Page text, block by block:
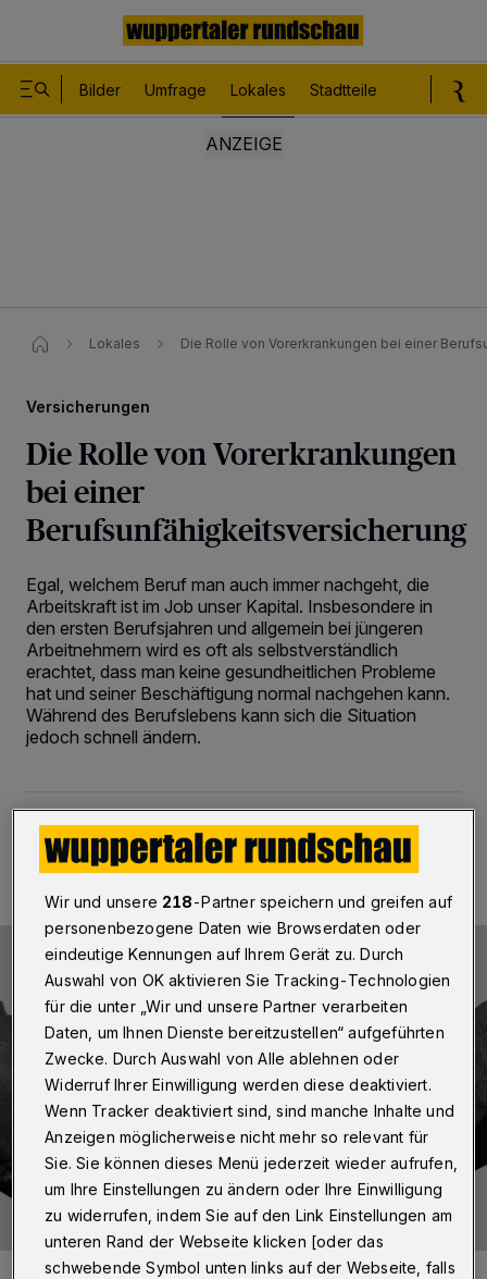
Bilder Umfrage Lokales Stadtteile
Lokales Die Rolle von Vorerkrankungen bei einer
Versicherungen
Die Rolle von Vorerkrankungen
bei einer
Berufsunfähigkeitsversicherung
Egal, welchem Beruf man auch immer nachgeht, die
Arbeitskraft ist im Job unser Kapital. Insbesondere in
den ersten Berufsjahren und allgemein bei jüngeren
Arbeitnehmern wird es oft als selbstverständlich
erachtet, dass man keine gesundheitlichen Probleme
hat und seiner Beschäftigung normal nachgehen kann.
Während des Berufslebens kann sich die Situation
jedoch schnell ändern.
12.05.2022 , 14:27 Uhr 2 Minuten Lesezeit
Foto: Pixabay/Geralt
Wir und unsere 218-Partner speichern und greifen auf
personenbezogene Daten wie Browserdaten oder
eindeutige Kennungen auf Ihrem Gerät zu. Durch
Auswahl von OK aktivieren Sie Tracking-Technologien
für die unter „Wir und unsere Partner verarbeiten
Daten, um Ihnen Dienste bereitzustellen“ aufgeführten
Zwecke. Durch Auswahl von Alle ablehnen oder
Widerruf Ihrer Einwilligung werden diese deaktiviert.
Wenn Tracker deaktiviert sind, sind manche Inhalte und
Anzeigen möglicherweise nicht mehr so relevant für
Sie. Sie können dieses Menü jederzeit wieder aufrufen,
um Ihre Einstellungen zu ändern oder Ihre Einwilligung
zu widerrufen, indem Sie auf den Link Einstellungen am
unteren Rand der Webseite klicken [oder das
schwebende Symbol unten links auf der Webseite, falls